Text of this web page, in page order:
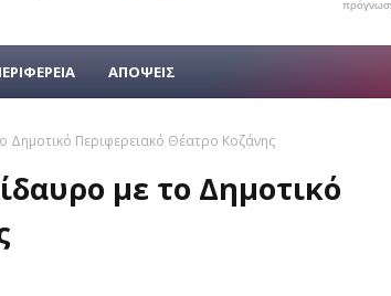
ΑΠΟΨΕΙΣ
Δημοτικό Περιφερειακό Θέατρο Κοζάνης
με το Δημοτικό